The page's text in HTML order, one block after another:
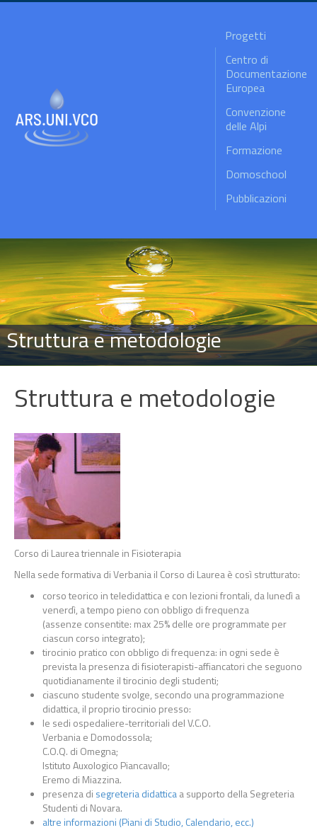
Progetti
Centro di
Documentazione
Europea
Convenzione
delle Alpi
Formazione
Domoschool
Pubblicazioni
Struttura e metodologie
Struttura e metodologie
Corso di Laurea triennale in Fisioterapia
Nella sede formativa di Verbania il Corso di Laurea è così strutturato:
corso teorico in teledidattica e con lezioni frontali, da lunedì a
venerdì, a tempo pieno con obbligo di frequenza
(assenze consentite: max 25% delle ore programmate per
ciascun corso integrato);
tirocinio pratico con obbligo di frequenza: in ogni sede è
prevista la presenza di fisioterapisti-affiancatori che seguono
quotidianamente il tirocinio degli studenti;
ciascuno studente svolge, secondo una programmazione
didattica, il proprio tirocinio presso:
le sedi ospedaliere-territoriali del V.C.O.
Verbania e Domodossola;
C.O.Q. di Omegna;
Istituto Auxologico Piancavallo;
Eremo di Miazzina.
presenza di segreteria didatticaa supporto della Segreteria
Studenti di Novara.
altre informazioni (Piani di Studio, Calendario, ecc.)